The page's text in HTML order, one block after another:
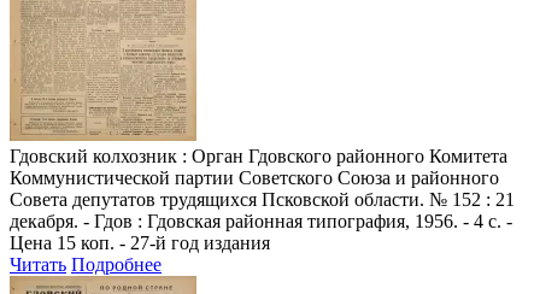
Гдовский колхозник : Орган Гдовского районного Комитета
Коммунистической партии Советского Союза и районного
Совета депутатов трудящихся Псковской области. № 152 : 21
декабря. - Гдов : Гдовская районная типография, 1956. - 4 с. -
Цена 15 коп. - 27-й год издания
Читать Подробнее